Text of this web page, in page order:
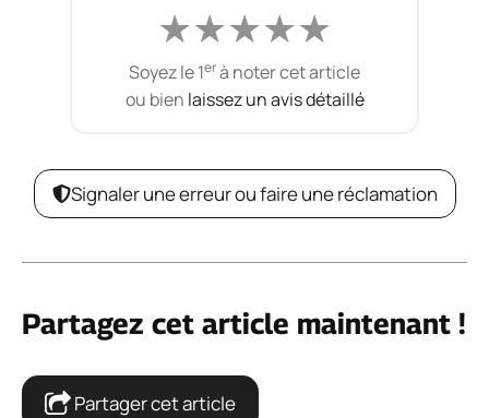
★★★★★
Soyez le 1erà noter cet article
ou bien laissez un avis détaillé
Signaler une erreur ou faire une réclamation
Partagez cet article maintenant !
Partager cet article